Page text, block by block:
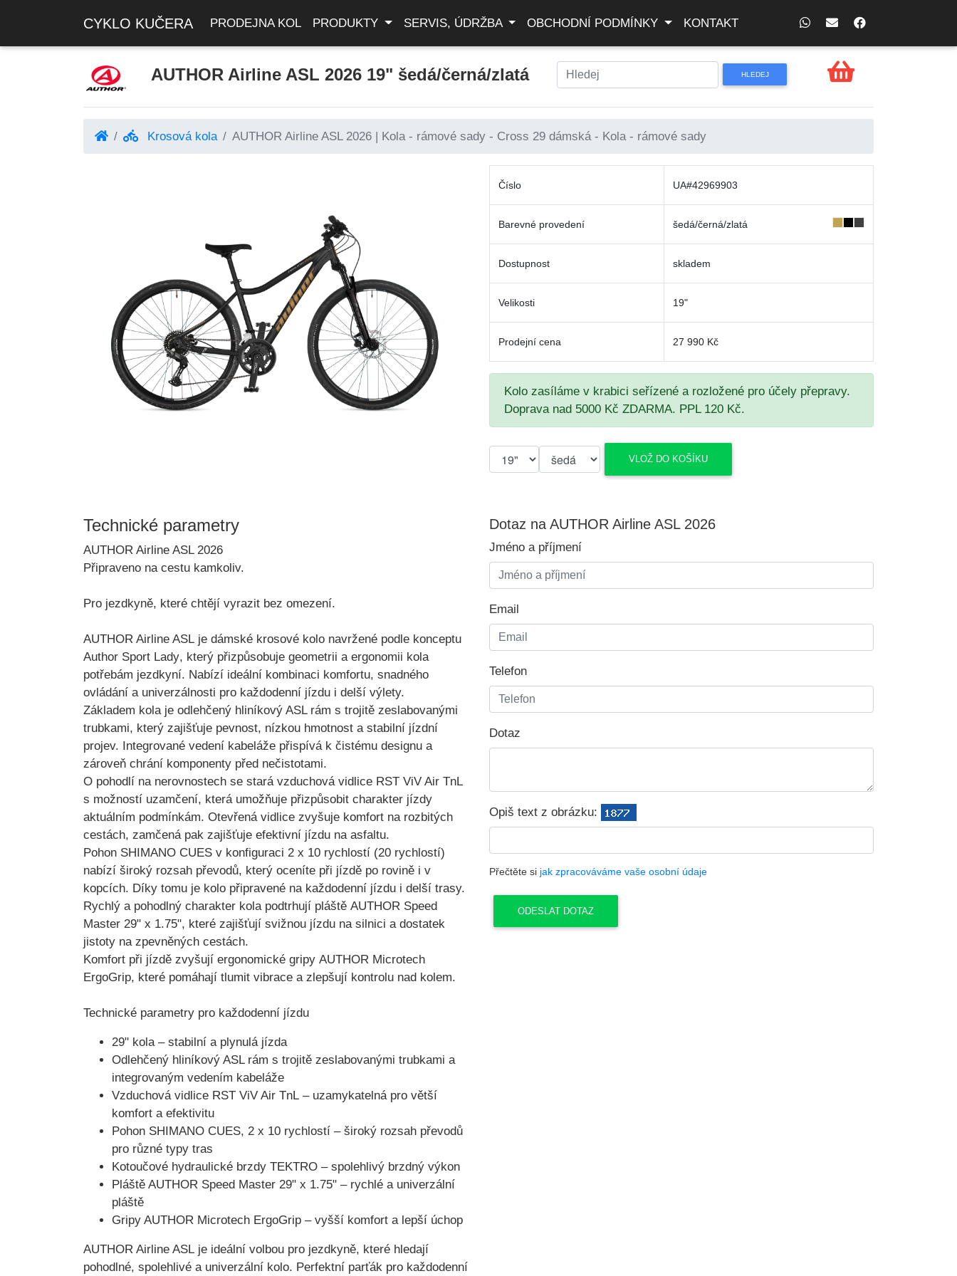
CYKLO KUČERA PRODEJNA KOL PRODUKTY SERVIS, ÚDRŽBA OBCHODNÍ PODMÍNKY KONTAKT
AUTHOR Airline ASL 2026 19" šedá/černá/zlatá
Krosová kola AUTHOR Airline ASL 2026 | Kola - rámové sady - Cross 29 dámská - Kola - rámové sady
Číslo UA#42969903
Barevné provedení šedá/černá/zlatá
Dostupnost skladem
Velikosti 19"
Prodejní cena 27 990 Kč
Kolo zasíláme v krabici seřízené a rozložené pro účely přepravy.
Doprava nad 5000 Kč ZDARMA. PPL 120 Kč.
Technické parametry
AUTHOR Airline ASL 2026
Připraveno na cestu kamkoliv.
Pro jezdkyně, které chtějí vyrazit bez omezení.
AUTHOR Airline ASL je dámské krosové kolo navržené podle konceptu
Author Sport Lady, který přizpůsobuje geometrii a ergonomii kola
potřebám jezdkyní. Nabízí ideální kombinaci komfortu, snadného
ovládání a univerzálnosti pro každodenní jízdu i delší výlety.
Základem kola je odlehčený hliníkový ASL rám s trojitě zeslabovanými
trubkami, který zajišťuje pevnost, nízkou hmotnost a stabilní jízdní
projev. Integrované vedení kabeláže přispívá k čistému designu a
zároveň chrání komponenty před nečistotami.
O pohodlí na nerovnostech se stará vzduchová vidlice RST ViV Air TnL
s možností uzamčení, která umožňuje přizpůsobit charakter jízdy
aktuálním podmínkám. Otevřená vidlice zvyšuje komfort na rozbitých
cestách, zamčená pak zajišťuje efektivní jízdu na asfaltu.
Pohon SHIMANO CUES v konfiguraci 2 x 10 rychlostí (20 rychlostí)
nabízí široký rozsah převodů, který oceníte při jízdě po rovině i v
kopcích. Díky tomu je kolo připravené na každodenní jízdu i delší trasy.
Rychlý a pohodlný charakter kola podtrhují pláště AUTHOR Speed
Master 29" x 1.75", které zajišťují svižnou jízdu na silnici a dostatek
jistoty na zpevněných cestách.
Komfort při jízdě zvyšují ergonomické gripy AUTHOR Microtech
ErgoGrip, které pomáhají tlumit vibrace a zlepšují kontrolu nad kolem.
Technické parametry pro každodenní jízdu
29" kola – stabilní a plynulá jízda
Odlehčený hliníkový ASL rám s trojitě zeslabovanými trubkami a
integrovaným vedením kabeláže
Vzduchová vidlice RST ViV Air TnL – uzamykatelná pro větší
komfort a efektivitu
Pohon SHIMANO CUES, 2 x 10 rychlostí – široký rozsah převodů
pro různé typy tras
Kotoučové hydraulické brzdy TEKTRO – spolehlivý brzdný výkon
Pláště AUTHOR Speed Master 29" x 1.75" – rychlé a univerzální
pláště
Gripy AUTHOR Microtech ErgoGrip – vyšší komfort a lepší úchop
AUTHOR Airline ASL je ideální volbou pro jezdkyně, které hledají
pohodlné, spolehlivé a univerzální kolo. Perfektní parťák pro každodenní
Dotaz na AUTHOR Airline ASL 2026
Jméno a příjmení
Email
Telefon
Dotaz
Opiš text z obrázku:
Přečtěte si jak zpracováváme vaše osobní údaje